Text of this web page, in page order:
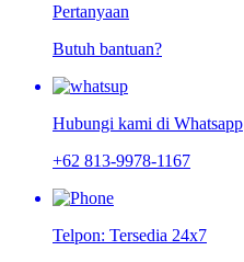
Pertanyaan
Butuh bantuan?
Hubungi kami di Whatsapp
+62 813-9978-1167
Telpon: Tersedia 24x7